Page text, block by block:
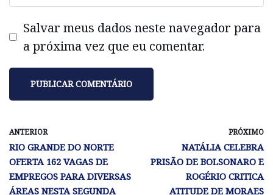
Salvar meus dados neste navegador para
a próxima vez que eu comentar.
ANTERIOR
RIO GRANDE DO NORTE
OFERTA 162 VAGAS DE
EMPREGOS PARA DIVERSAS
ÁREAS NESTA SEGUNDA
PRÓXIMO
NATÁLIA CELEBRA
PRISÃO DE BOLSONARO E
ROGÉRIO CRITICA
ATITUDE DE MORAES